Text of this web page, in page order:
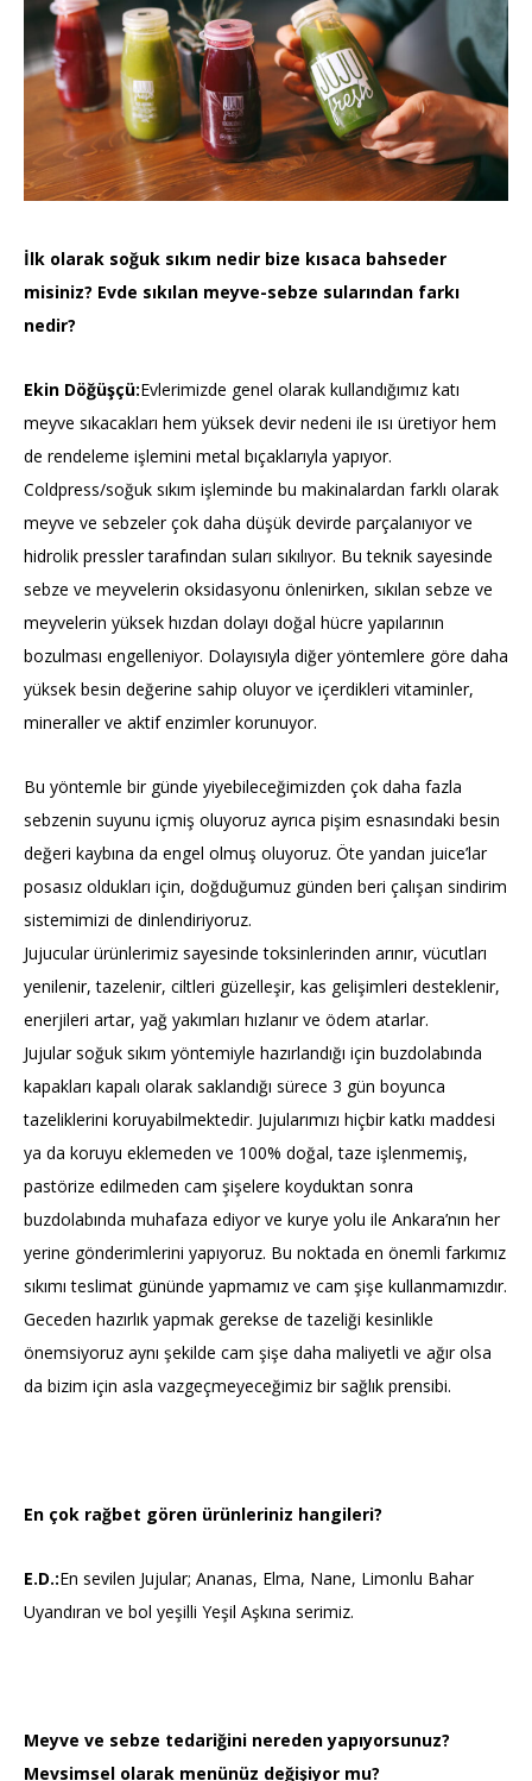
İlk olarak soğuk sıkım nedir bize kısaca bahseder
misiniz? Evde sıkılan meyve-sebze sularından farkı
nedir?
Ekin Döğüşçü:Evlerimizde genel olarak kullandığımız katı
meyve sıkacakları hem yüksek devir nedeni ile ısı üretiyor hem
de rendeleme işlemini metal bıçaklarıyla yapıyor.
Coldpress/soğuk sıkım işleminde bu makinalardan farklı olarak
meyve ve sebzeler çok daha düşük devirde parçalanıyor ve
hidrolik pressler tarafından suları sıkılıyor. Bu teknik sayesinde
sebze ve meyvelerin oksidasyonu önlenirken, sıkılan sebze ve
meyvelerin yüksek hızdan dolayı doğal hücre yapılarının
bozulması engelleniyor. Dolayısıyla diğer yöntemlere göre daha
yüksek besin değerine sahip oluyor ve içerdikleri vitaminler,
mineraller ve aktif enzimler korunuyor.
Bu yöntemle bir günde yiyebileceğimizden çok daha fazla
sebzenin suyunu içmiş oluyoruz ayrıca pişim esnasındaki besin
değeri kaybına da engel olmuş oluyoruz. Öte yandan juice’lar
posasız oldukları için, doğduğumuz günden beri çalışan sindirim
sistemimizi de dinlendiriyoruz.
Jujucular ürünlerimiz sayesinde toksinlerinden arınır, vücutları
yenilenir, tazelenir, ciltleri güzelleşir, kas gelişimleri desteklenir,
enerjileri artar, yağ yakımları hızlanır ve ödem atarlar.
Jujular soğuk sıkım yöntemiyle hazırlandığı için buzdolabında
kapakları kapalı olarak saklandığı sürece 3 gün boyunca
tazeliklerini koruyabilmektedir. Jujularımızı hiçbir katkı maddesi
ya da koruyu eklemeden ve 100% doğal, taze işlenmemiş,
pastörize edilmeden cam şişelere koyduktan sonra
buzdolabında muhafaza ediyor ve kurye yolu ile Ankara’nın her
yerine gönderimlerini yapıyoruz. Bu noktada en önemli farkımız
sıkımı teslimat gününde yapmamız ve cam şişe kullanmamızdır.
Geceden hazırlık yapmak gerekse de tazeliği kesinlikle
önemsiyoruz aynı şekilde cam şişe daha maliyetli ve ağır olsa
da bizim için asla vazgeçmeyeceğimiz bir sağlık prensibi.
En çok rağbet gören ürünleriniz hangileri?
E.D.:En sevilen Jujular; Ananas, Elma, Nane, Limonlu Bahar
Uyandıran ve bol yeşilli Yeşil Aşkına serimiz.
Meyve ve sebze tedariğini nereden yapıyorsunuz?
Mevsimsel olarak menünüz değişiyor mu?